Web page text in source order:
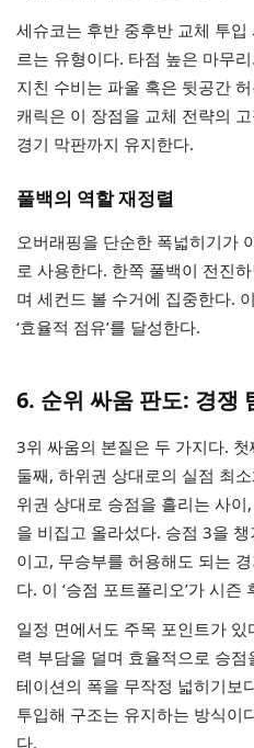
세슈코는 후반 중후반 교체 투
르는 유형이다. 타점 높은 마무
지친 수비는 파울 혹은 뒷공간
캐릭은 이 장점을 교체 전략의
경기 막판까지 유지한다.
풀백의 역할 재정렬
오버래핑을 단순한 폭넓히기가
로 사용한다. 한쪽 풀백이 전진
며 세컨드 볼 수거에 집중한다.
‘효율적 점유’를 달성한다.
6. 순위 싸움 판도: 경쟁
3위 싸움의 본질은 두 가지다.
둘째, 하위권 상대로의 실점 최
위권 상대로 승점을 흘리는 사
을 비집고 올라섰다. 승점 3을
이고, 무승부를 허용해도 되는
다. 이 ‘승점 포트폴리오’가 시
일정 면에서도 주목 포인트가
력 부담을 덜며 효율적으로 승
테이션의 폭을 무작정 넓히기보
투입해 구조는 유지하는 방식이
다.